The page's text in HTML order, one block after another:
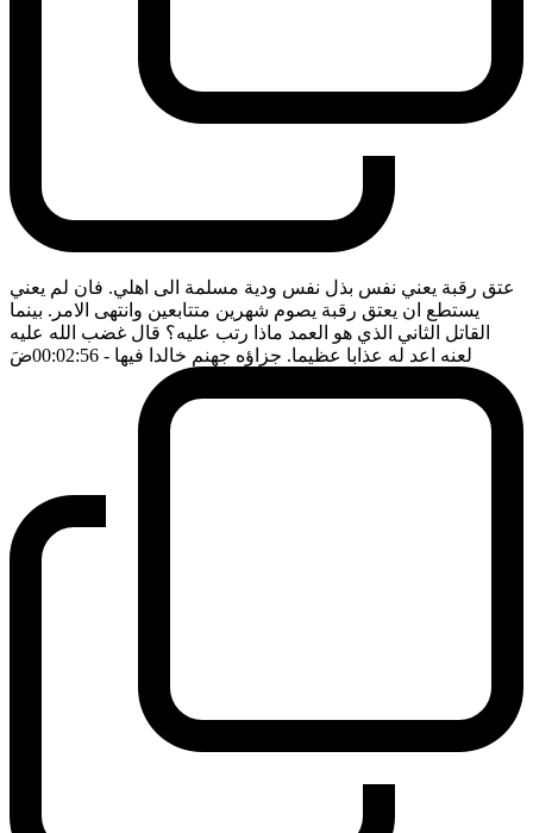
عتق رقبة يعني نفس بذل نفس ودية مسلمة الى اهلي. فان لم يعني
يستطع ان يعتق رقبة يصوم شهرين متتابعين وانتهى الامر. بينما
القاتل الثاني الذي هو العمد ماذا رتب عليه؟ قال غضب الله عليه
لعنه اعد له عذابا عظيما. جزاؤه جهنم خالدا فيها - 00:02:56 ضَ